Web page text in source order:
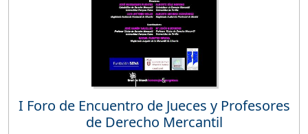
I Foro de Encuentro de Jueces y Profesores
de Derecho Mercantil